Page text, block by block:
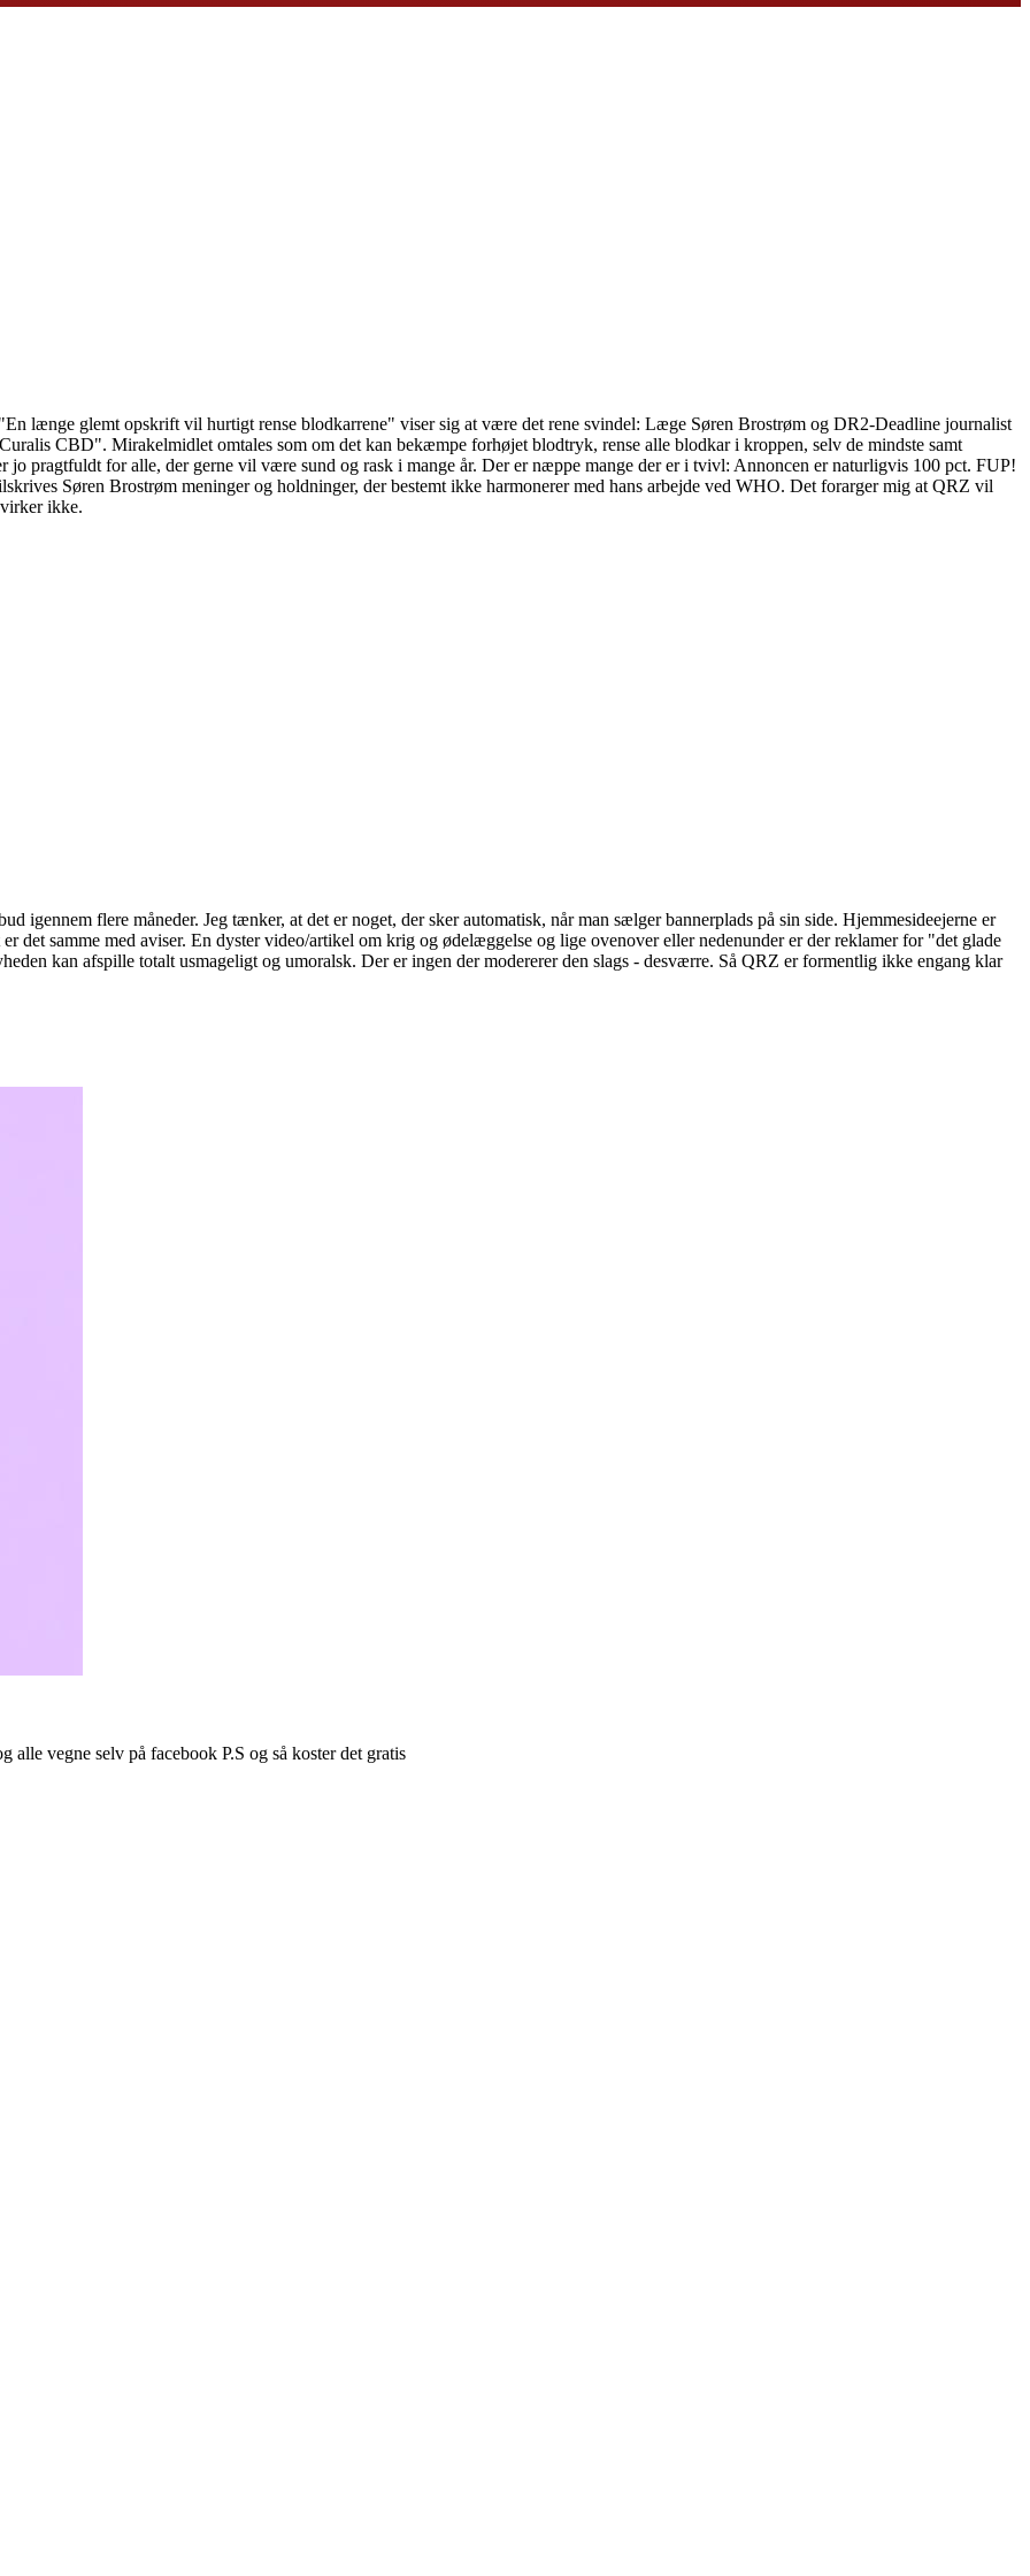
længe glemt opskrift vil hurtigt rense blodkarrene" viser sig at være det rene svindel: Læge Søren Brostrøm og DR2-Deadline journalist
CBD". Mirakelmidlet omtales som om det kan bekæmpe forhøjet blodtryk, rense alle blodkar i kroppen, selv de mindste samt
jo pragtfuldt for alle, der gerne vil være sund og rask i mange år. Der er næppe mange der er i tvivl: Annoncen er naturligvis 100 pct. FUP!
Søren Brostrøm meninger og holdninger, der bestemt ikke harmonerer med hans arbejde ved WHO. Det forarger mig at QRZ vil
ikke.
igennem flere måneder. Jeg tænker, at det er noget, der sker automatisk, når man sælger bannerplads på sin side. Hjemmesideejerne er
det samme med aviser. En dyster video/artikel om krig og ødelæggelse og lige ovenover eller nedenunder er der reklamer for "det glade
kan afspille totalt usmageligt og umoralsk. Der er ingen der modererer den slags - desværre. Så QRZ er formentlig ikke engang klar
vegne selv på facebook P.S og så koster det gratis